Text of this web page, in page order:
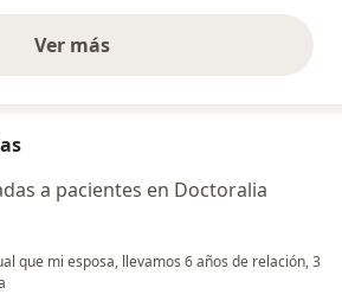
Ver másopiniones anteriores
a pacientes en Doctoralia
que mi esposa, llevamos 6 años de relación, 3